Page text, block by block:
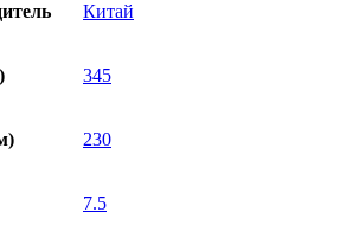
Китай
345
230
7.5